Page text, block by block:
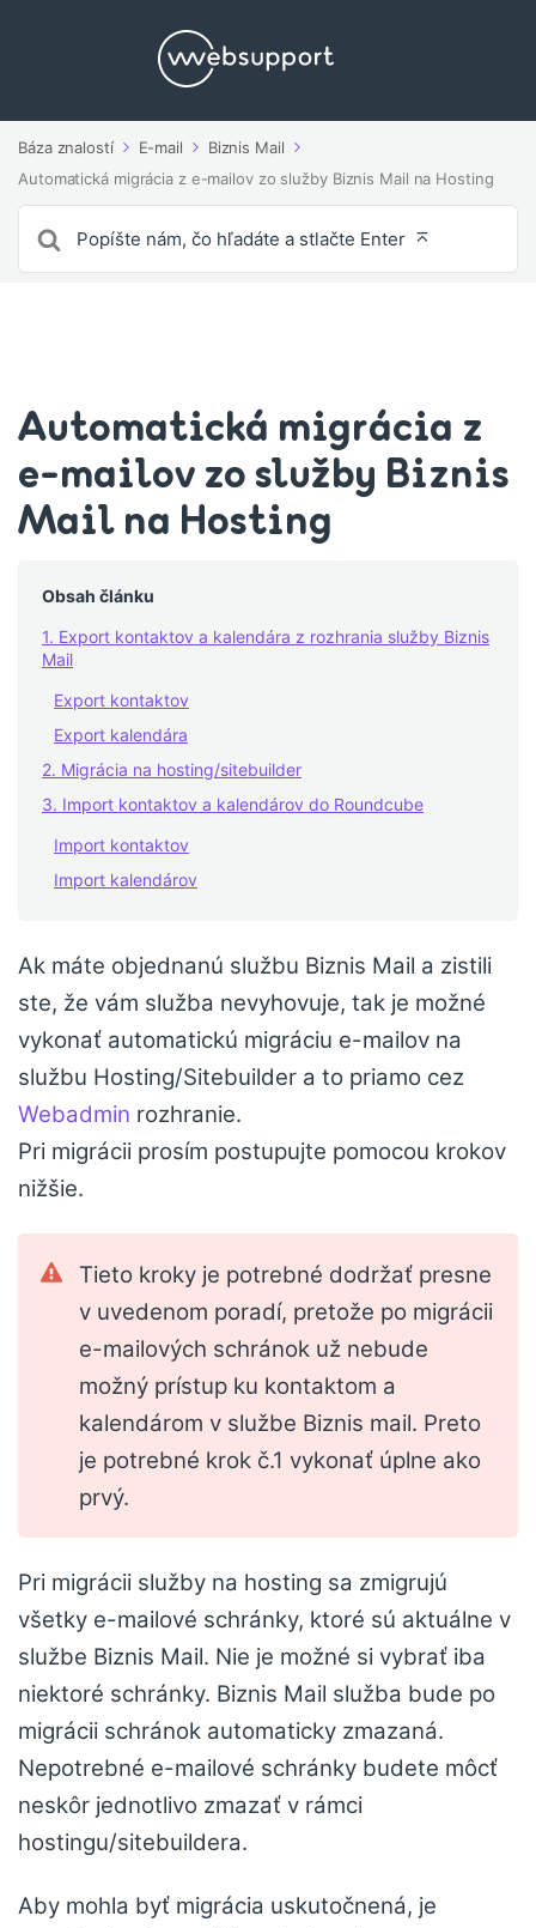
Báza znalostí E-mail
Biznis Mail
Automatická migrácia z e-mailov zo služby Biznis Mail na Hosting
pre
Automatická migrácia z
e-mailov zo služby Biznis
Mail na Hosting
Obsah článku
1. Export kontaktov a kalendára z rozhrania služby Biznis
Mail
Export kontaktov
Export kalendára
2. Migrácia na hosting/sitebuilder
3. Import kontaktov a kalendárov do Roundcube
Import kontaktov
Import kalendárov
Ak máte objednanú službu Biznis Mail a zistili
ste, že vám služba nevyhovuje, tak je možné
vykonať automatickú migráciu e-mailov na
službu Hosting/Sitebuilder a to priamo cez
Webadmin rozhranie.
Pri migrácii prosím postupujte pomocou krokov
nižšie.
Tieto kroky je potrebné dodržať presne
v uvedenom poradí, pretože po migrácii
e-mailových schránok už nebude
možný prístup ku kontaktom a
kalendárom v službe Biznis mail. Preto
je potrebné krok č.1 vykonať úplne ako
prvý.
Pri migrácii služby na hosting sa zmigrujú
všetky e-mailové schránky, ktoré sú aktuálne v
službe Biznis Mail. Nie je možné si vybrať iba
niektoré schránky. Biznis Mail služba bude po
migrácii schránok automaticky zmazaná.
Nepotrebné e-mailové schránky budete môcť
neskôr jednotlivo zmazať v rámci
hostingu/sitebuildera.
Aby mohla byť migrácia uskutočnená, je